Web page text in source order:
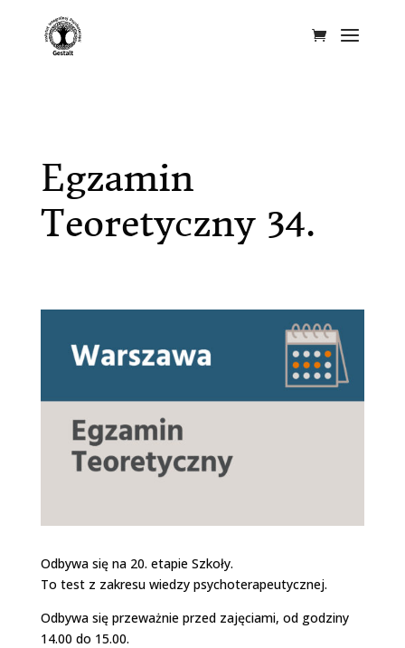
Egzamin
Teoretyczny 34.
Odbywa się na 20. etapie Szkoły.
To test z zakresu wiedzy psychoterapeutycznej.
Odbywa się przeważnie przed zajęciami, od godziny
14.00 do 15.00.